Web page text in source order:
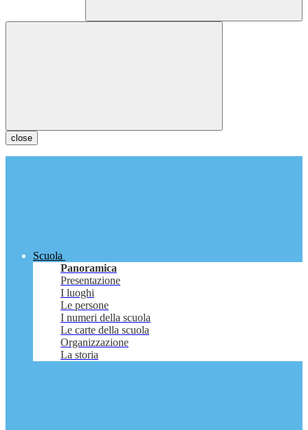
close
Scuola
Panoramica
Presentazione
I luoghi
Le persone
I numeri della scuola
Le carte della scuola
Organizzazione
La storia